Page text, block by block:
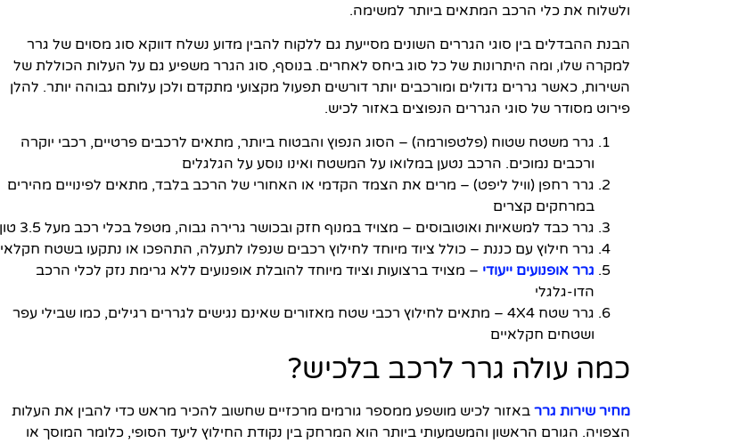
ולשלוח את כלי הרכב המתאים ביותר למשימה.
הבנת ההבדלים בין סוגי הגררים השונים מסייעת גם ללקוח להבין מדוע נשלח דווקא סוג מסוים של גרר
למקרה שלו, ומה היתרונות של כל סוג ביחס לאחרים. בנוסף, סוג הגרר משפיע גם על העלות הכוללת של
השירות, כאשר גררים גדולים ומורכבים יותר דורשים תפעול מקצועי מתקדם ולכן עלותם גבוהה יותר. להלן
פירוט מסודר של סוגי הגררים הנפוצים באזור לכיש.
גרר משטח שטוח (פלטפורמה) – הסוג הנפוץ והבטוח ביותר, מתאים לרכבים פרטיים, רכבי יוקרה
ורכבים נמוכים. הרכב נטען במלואו על המשטח ואינו נוסע על הגלגלים
גרר רחפן (וויל ליפט) – מרים את הצמד הקדמי או האחורי של הרכב בלבד, מתאים לפינויים מהירים
במרחקים קצרים
גרר כבד למשאיות ואוטובוסים – מצויד במנוף חזק ובכושר גרירה גבוה, מטפל בכלי רכב מעל 3.5 טון
גרר חילוץ עם כננת – כולל ציוד מיוחד לחילוץ רכבים שנפלו לתעלה, התהפכו או נתקעו בשטח חקלאי
גרר אופנועים ייעודי – מצויד ברצועות וציוד מיוחד להובלת אופנועים ללא גרימת נזק לכלי הרכב
הדו-גלגלי
גרר שטח 4X4 – מתאים לחילוץ רכבי שטח מאזורים שאינם נגישים לגררים רגילים, כמו שבילי עפר
ושטחים חקלאיים
כמה עולה גרר לרכב בלכיש?
מחיר שירות גרר באזור לכיש מושפע ממספר גורמים מרכזיים שחשוב להכיר מראש כדי להבין את העלות
הצפויה. הגורם הראשון והמשמעותי ביותר הוא המרחק בין נקודת החילוץ ליעד הסופי, כלומר המוסך או